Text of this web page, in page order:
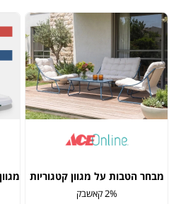
מבחר הטבות על מגוון קטגוריות
2% קאשבק